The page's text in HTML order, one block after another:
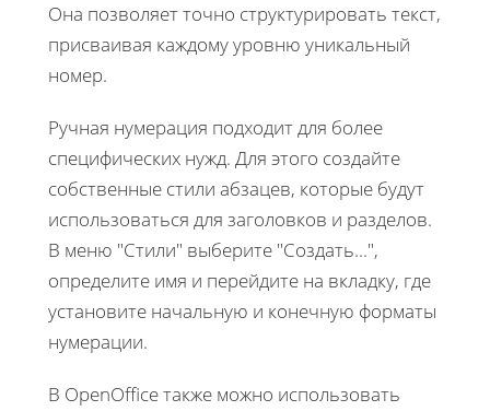
Она позволяет точно структурировать текст,
присваивая каждому уровню уникальный
номер.
Ручная нумерация подходит для более
специфических нужд. Для этого создайте
собственные стили абзацев, которые будут
использоваться для заголовков и разделов.
В меню "Стили" выберите "Создать...",
определите имя и перейдите на вкладку, где
установите начальную и конечную форматы
нумерации.
В OpenOffice также можно использовать